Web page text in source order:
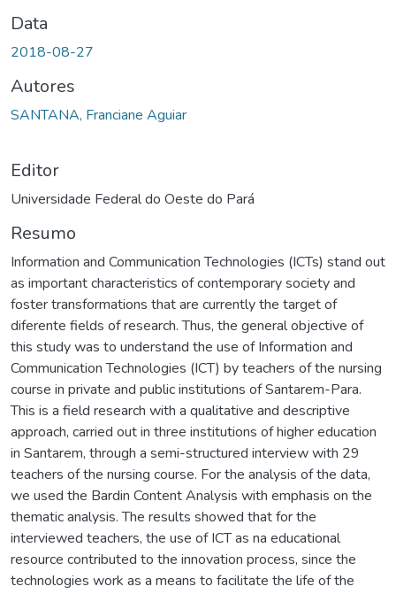
Data
2018-08-27
Autores
SANTANA, Franciane Aguiar
Editor
Universidade Federal do Oeste do Pará
Resumo
Information and Communication Technologies (ICTs) stand out
as important characteristics of contemporary society and
foster transformations that are currently the target of
diferente fields of research. Thus, the general objective of
this study was to understand the use of Information and
Communication Technologies (ICT) by teachers of the nursing
course in private and public institutions of Santarem-Para.
This is a field research with a qualitative and descriptive
approach, carried out in three institutions of higher education
in Santarem, through a semi-structured interview with 29
teachers of the nursing course. For the analysis of the data,
we used the Bardin Content Analysis with emphasis on the
thematic analysis. The results showed that for the
interviewed teachers, the use of ICT as na educational
resource contributed to the innovation process, since the
technologies work as a means to facilitate the life of the